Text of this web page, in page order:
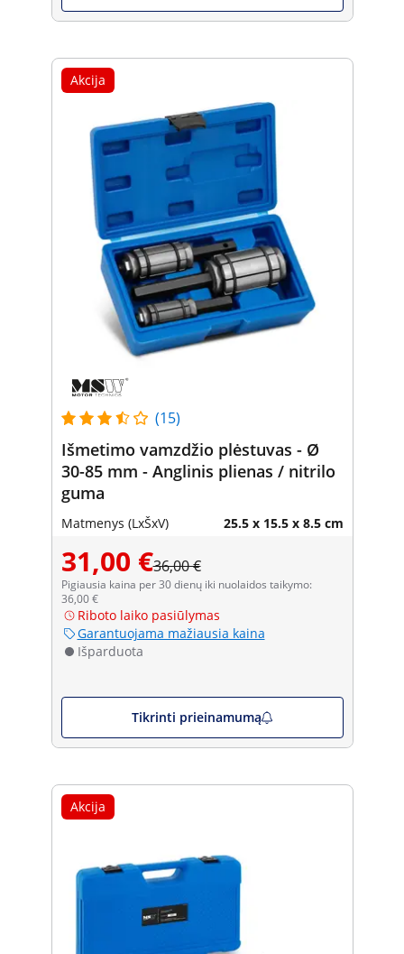
Akcija
(15)
Išmetimo vamzdžio plėstuvas - Ø
30-85 mm - Anglinis plienas / nitrilo
guma
Matmenys (LxŠxV) 25.5 x 15.5 x 8.5 cm
31,00 €36,00 €
Pigiausia kaina per 30 dienų iki nuolaidos taikymo:
36,00 €
Riboto laiko pasiūlymas
Garantuojama mažiausia kaina
Išparduota
Tikrinti prieinamumą
Akcija